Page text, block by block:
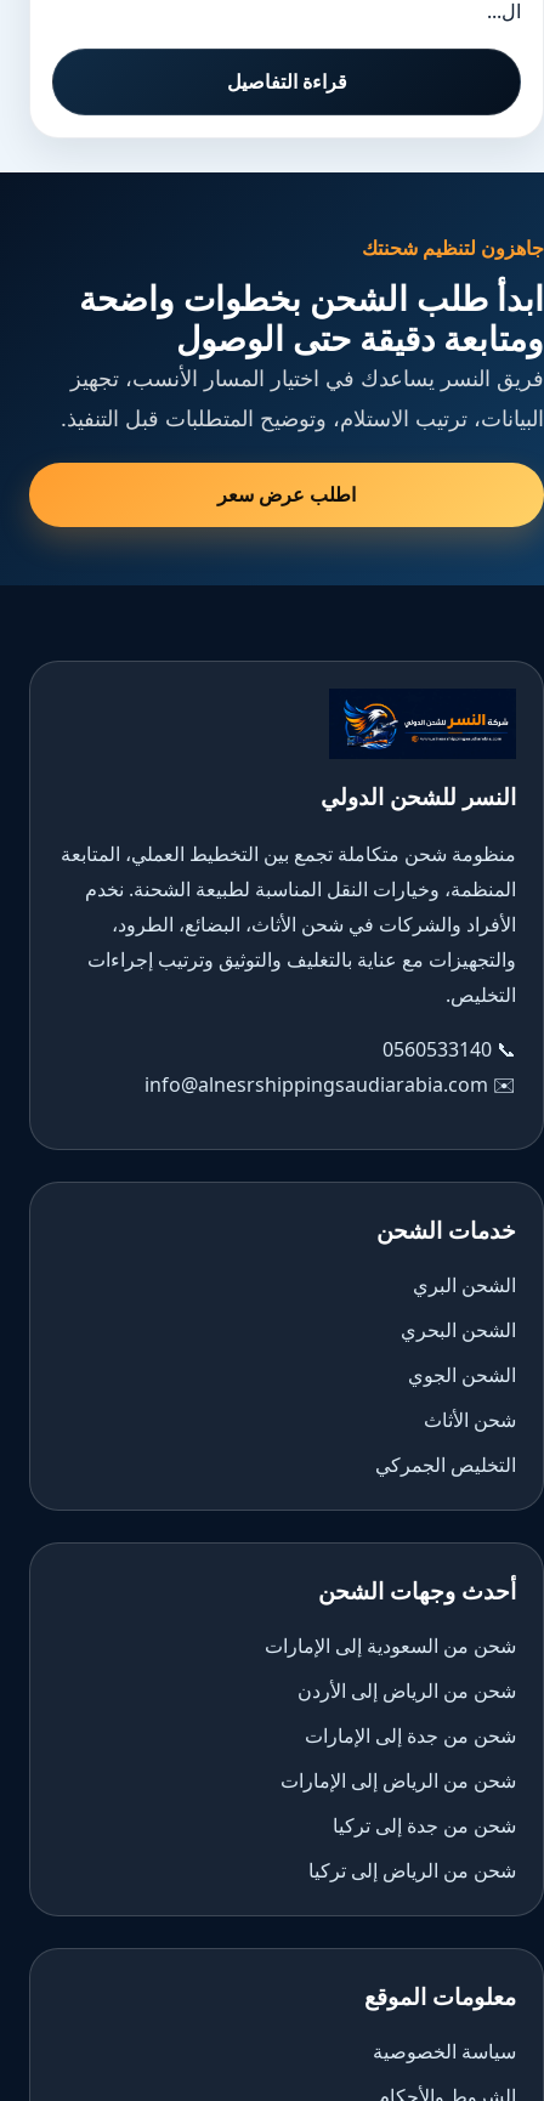
ال...
قراءة التفاصيل
جاهزون لتنظيم شحنتك
ابدأ طلب الشحن بخطوات واضحة
ومتابعة دقيقة حتى الوصول
فريق النسر يساعدك في اختيار المسار الأنسب، تجهيز
البيانات، ترتيب الاستلام، وتوضيح المتطلبات قبل التنفيذ.
اطلب عرض سعر
النسر للشحن الدولي
منظومة شحن متكاملة تجمع بين التخطيط العملي، المتابعة
المنظمة، وخيارات النقل المناسبة لطبيعة الشحنة. نخدم
الأفراد والشركات في شحن الأثاث، البضائع، الطرود،
والتجهيزات مع عناية بالتغليف والتوثيق وترتيب إجراءات
التخليص.
📞
0560533140
✉️
info@alnesrshippingsaudiarabia.com
خدمات الشحن
الشحن البري
الشحن البحري
الشحن الجوي
شحن الأثاث
التخليص الجمركي
أحدث وجهات الشحن
شحن من السعودية إلى الإمارات
شحن من الرياض إلى الأردن
شحن من جدة إلى الإمارات
شحن من الرياض إلى الإمارات
شحن من جدة إلى تركيا
شحن من الرياض إلى تركيا
معلومات الموقع
سياسة الخصوصية